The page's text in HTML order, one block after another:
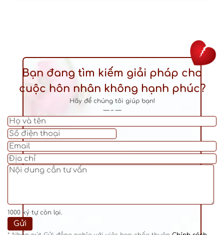
Bạn đang tìm kiếm giải pháp cho
cuộc hôn nhân không hạnh phúc?
Hãy để chúng tôi giúp bạn!
— – —
1000 ký tự còn lại.